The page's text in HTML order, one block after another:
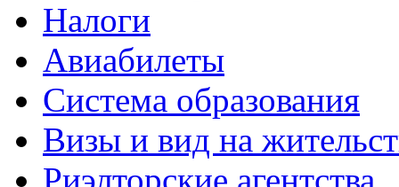
Налоги
Авиабилеты
Система образования
Визы и вид на